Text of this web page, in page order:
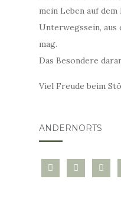
mein Leben auf
Unterwegssein, aus
mag.
Das Besondere
Viel Freude beim
ANDERNORTS
bloglovininstagramtwitter